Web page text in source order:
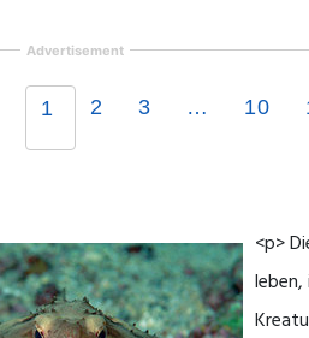
Advertisement
1 2 3 … 10
<p>